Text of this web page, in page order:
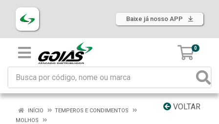
Baixe já nosso APP
0
VOLTAR
INÍCIO
TEMPEROS E CONDIMENTOS
MOLHOS